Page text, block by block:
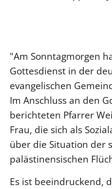
"Am Sonntagmorgen
Gottesdienst in der
evangelischen
Im Anschluss an den
berichteten Pfarrer
Frau, die sich als
über die Situation der
palästinensischen
Es ist beeindruckend,
LANDESKIRCHENAMT
Willkommen
Kollegium
Abteilungen des
Fachstelle
Beschwerdestellen
Kirchenämter
Gleichstellung
Positionen
Ökumene
Religionen
Nachhaltigkeit
Erneuerbare Energien
Mobilität
Naturschutz
Gebäude
Barrierefreiheit
Presse
Freie Stellen
Service für Gemeinden
Suche